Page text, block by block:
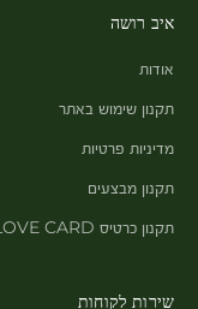
איב רושה
אודות
תקנון שימוש באתר
מדיניות פרטיות
תקנון מבצעים
תקנון כרטיס LOVE CARD
שירות לקוחות